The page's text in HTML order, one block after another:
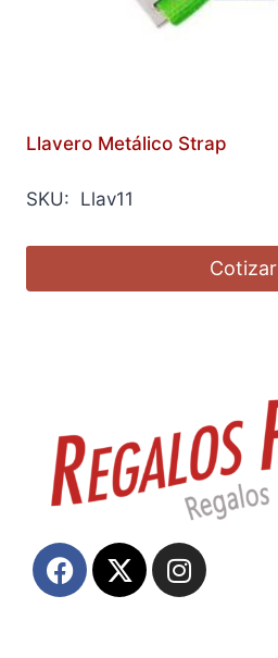
Llavero Metálico Strap
SKU: Llav11
Cotizar